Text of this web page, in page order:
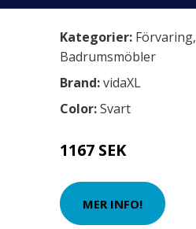
Kategorier: Förvaring,
Badrumsmöbler
Brand:vidaXL
Color:Svart
1167 SEK
MER INFO!